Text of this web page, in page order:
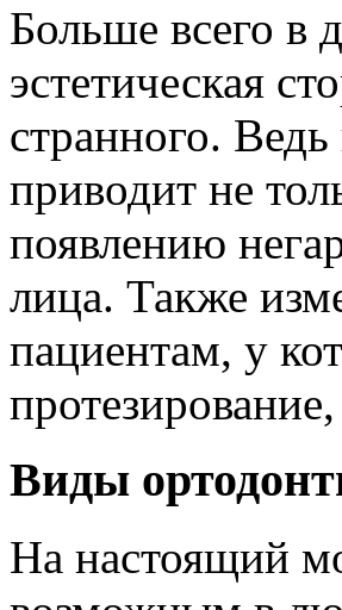
Больше всего в
эстетическая
странного.
приводит не
появлению
лица. Также
пациентам, у
Виды
На настоящий